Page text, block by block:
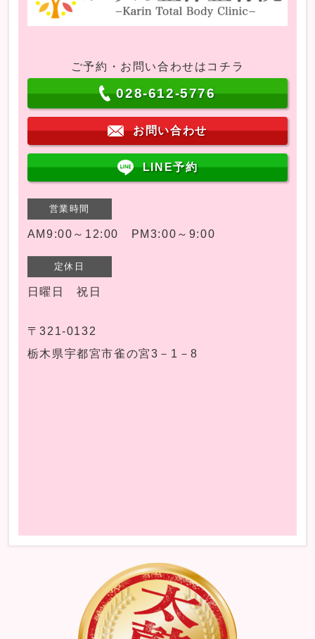
ご予約・お問い合わせはコチラ
028-612-5776
お問い合わせ
LINE予約
営業時間
AM9:00～12:00 PM3:00～9:00
定休日
日曜日 祝日
〒321-0132
栃木県宇都宮市雀の宮3－1－8